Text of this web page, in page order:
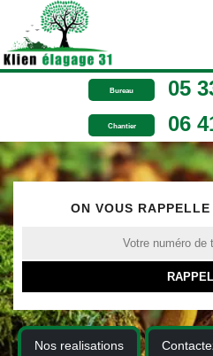
Bureau 05
Chantier 06
ON VOUS
Nos realisations